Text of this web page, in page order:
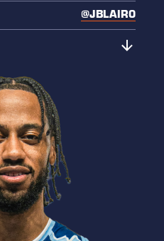
@JBLAIR0
Niagara River Lions
(Canada)
Badgers (BCL Am.),
Westchester Knicks
KTP-Basket (Finlande),
(NCAA)
(NCAA)
(NCAA)
(NCAA)